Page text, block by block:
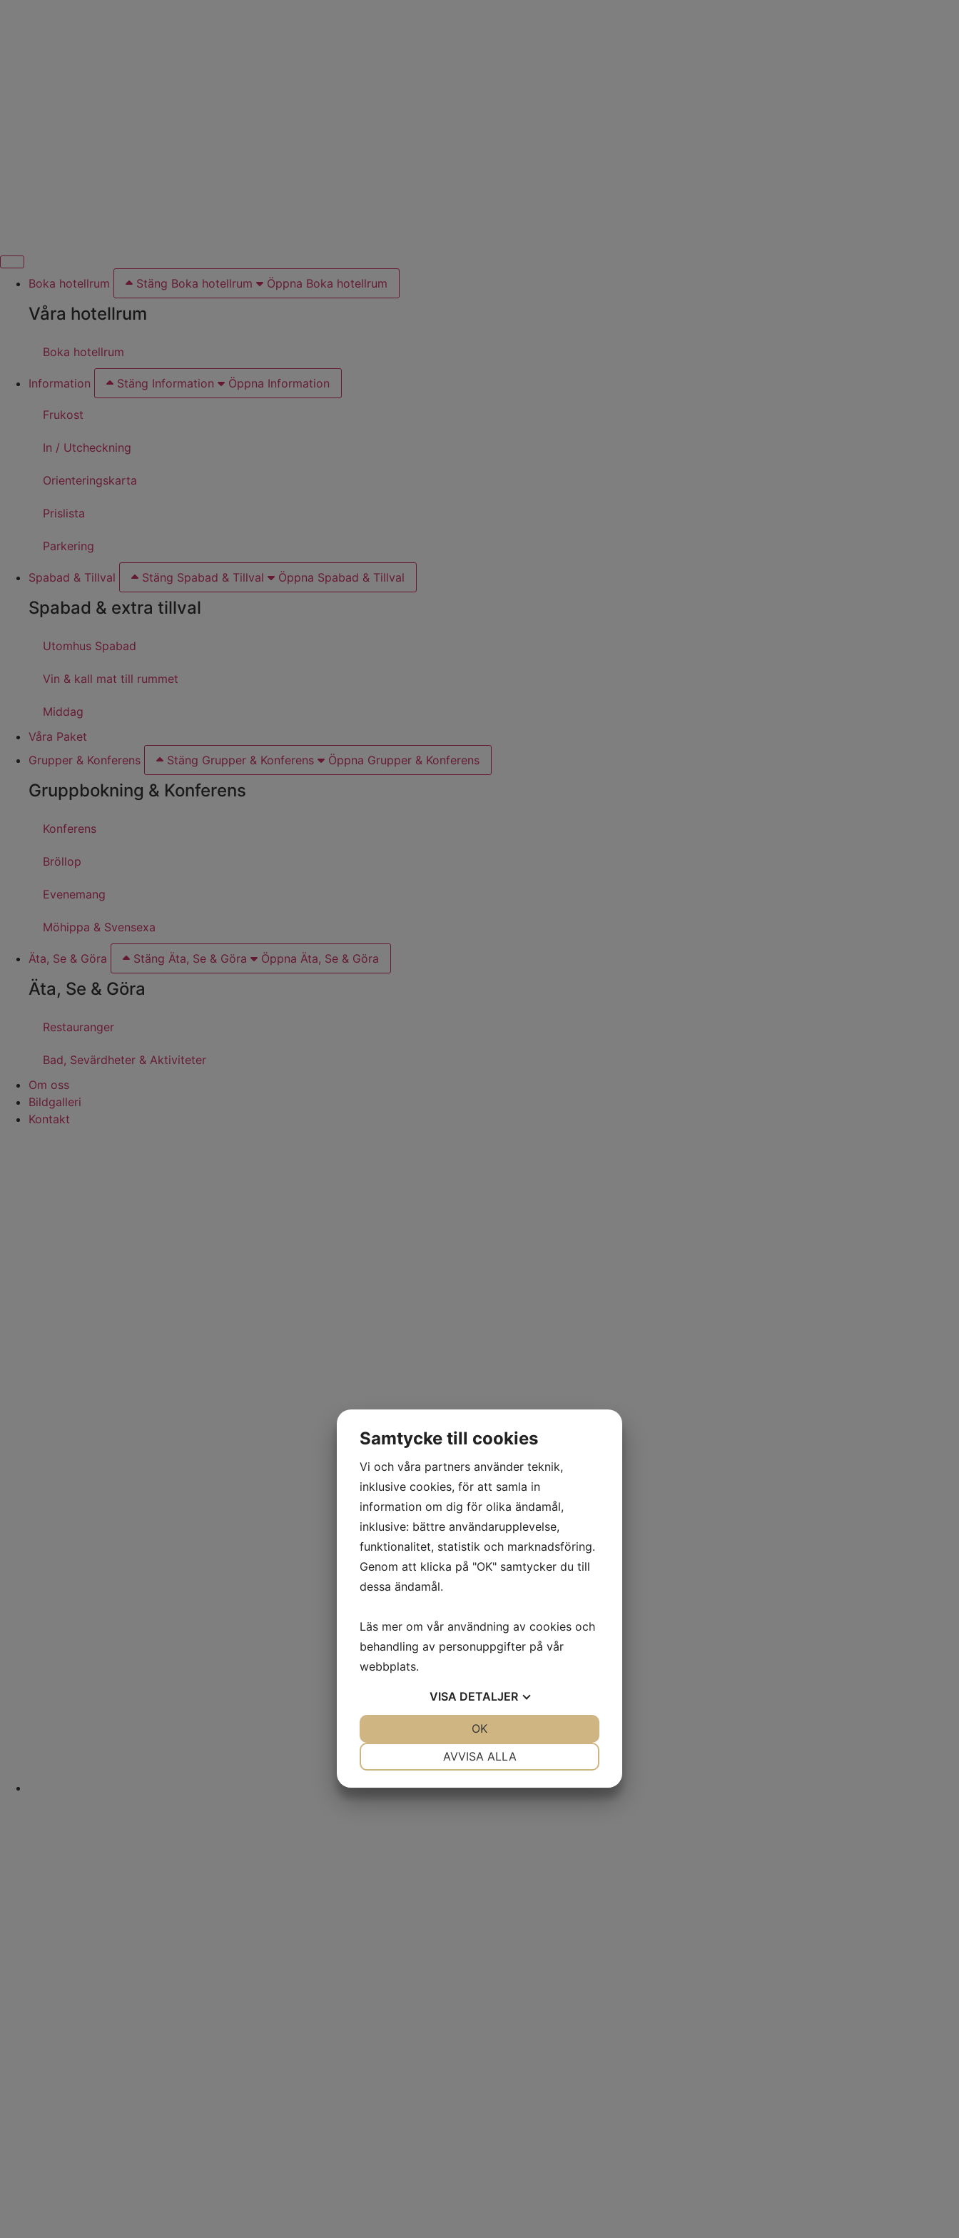
Boka hotellrum Stäng Boka hotellrum Öppna Boka hotellrum
Våra hotellrum
Boka hotellrum
Information Stäng Information Öppna Information
Frukost
In / Utcheckning
Orienteringskarta
Prislista
Parkering
Spabad & Tillval Stäng Spabad & Tillval Öppna Spabad & Tillval
Spabad & extra tillval
Utomhus Spabad
Vin & kall mat till rummet
Middag
Våra Paket
Grupper & Konferens
Stäng Grupper & Konferens Öppna Grupper & Konferens
Gruppbokning & Konferens
Konferens
Bröllop
Evenemang
Möhippa & Svensexa
Äta, Se & Göra Stäng Äta, Se & Göra Öppna Äta, Se & Göra
Äta, Se & Göra
Restauranger
Bad, Sevärdheter & Aktiviteter
Om oss
Bildgalleri
Kontakt
Samtycke till cookies
Vi och våra partners använder teknik,
inklusive cookies, för att samla in
information om dig för olika ändamål,
inklusive: bättre användarupplevelse,
funktionalitet, statistik och marknadsföring.
Genom att klicka på "OK" samtycker du till
dessa ändamål.
Läs mer om vår användning av cookies och
behandling av personuppgifter på vår
webbplats.
VISA DETALJER
AVVISA ALLA
OK